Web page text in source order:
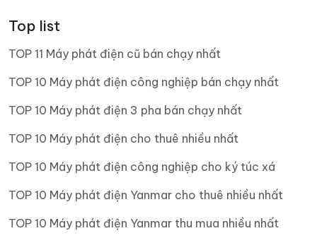
Top list
TOP 11 Máy phát điện cũ bán chạy nhất
TOP 10 Máy phát điện công nghiệp bán chạy nhất
TOP 10 Máy phát điện 3 pha bán chạy nhất
TOP 10 Máy phát điện cho thuê nhiều nhất
TOP 10 Máy phát điện công nghiệp cho ký túc xá
TOP 10 Máy phát điện Yanmar cho thuê nhiều nhất
TOP 10 Máy phát điện Yanmar thu mua nhiều nhất